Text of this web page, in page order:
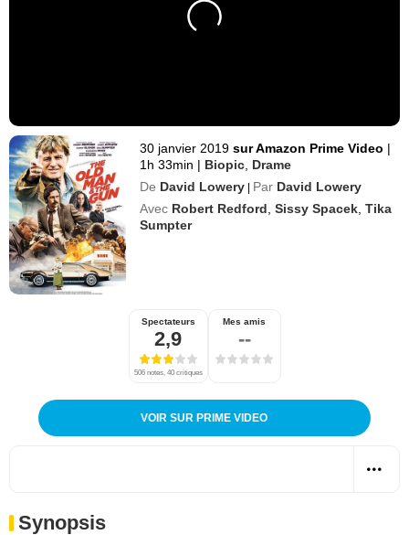
30 janvier 2019 sur Amazon Prime Video |
1h 33min | Biopic Drame
De David Lowery | Par David Lowery
Avec Robert Redford ,Sissy Spacek ,Tika
Sumpter
Spectateurs
2,9
506 notes, 40 critiques
Mes amis
--
VOIR SUR PRIME VIDEO
Synopsis